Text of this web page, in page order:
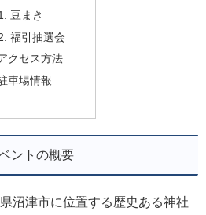
豆まき
福引抽選会
クセス方法
車場情報
ントの概要
沼津市に位置する歴史ある神社